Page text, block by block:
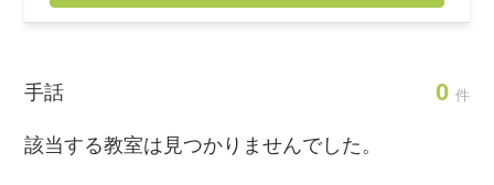
手話 0 件
該当する教室は見つかりませんでした。